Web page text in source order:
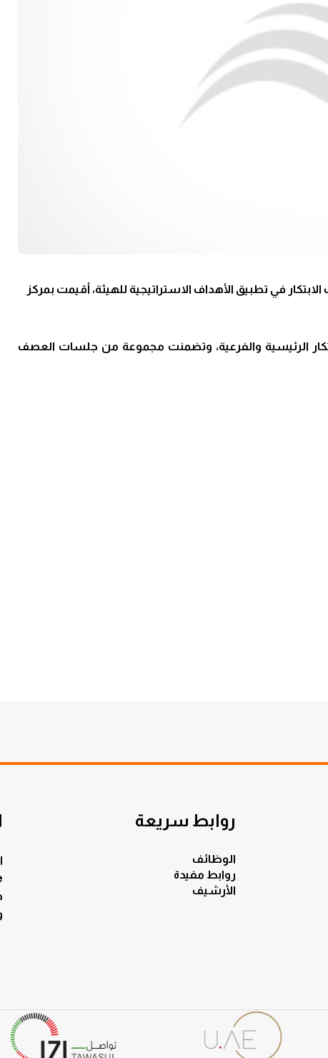
في تطبيق الأهداف الاستراتيجية للهيئة، أقيمت بمركز
الرئيسية والفرعية، وتضمنت مجموعة من جلسات العصف
روابط سريعة
الوظائف
روابط مفيدة
الأرشيف